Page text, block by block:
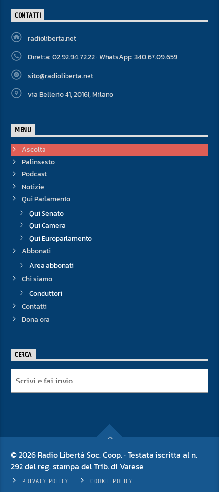
CONTATTI
radioliberta.net
Diretta: 02.92.94.72.22 · WhatsApp: 340.67.09.659
sito@radioliberta.net
via Bellerio 41, 20161, Milano
MENU
Ascolta
Palinsesto
Podcast
Notizie
Qui Parlamento
Qui Senato
Qui Camera
Qui Europarlamento
Abbonati
Area abbonati
Chi siamo
Conduttori
Contatti
Dona ora
CERCA
© 2026 Radio Libertà Soc. Coop. · Testata iscritta al n.
292 del reg. stampa del Trib. di Varese
PRIVACY POLICY COOKIE POLICY